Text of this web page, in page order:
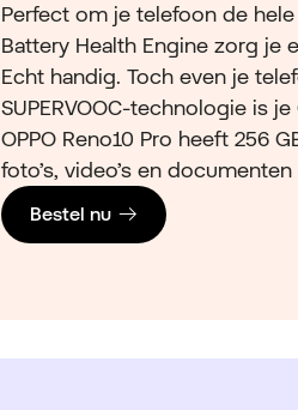
Perfect om je telefoon de
Battery Health Engine zorg je
Echt handig. Toch even je
SUPERVOOC-technologie is
OPPO Reno10 Pro heeft 256
foto’s, video’s en
Bestel nu